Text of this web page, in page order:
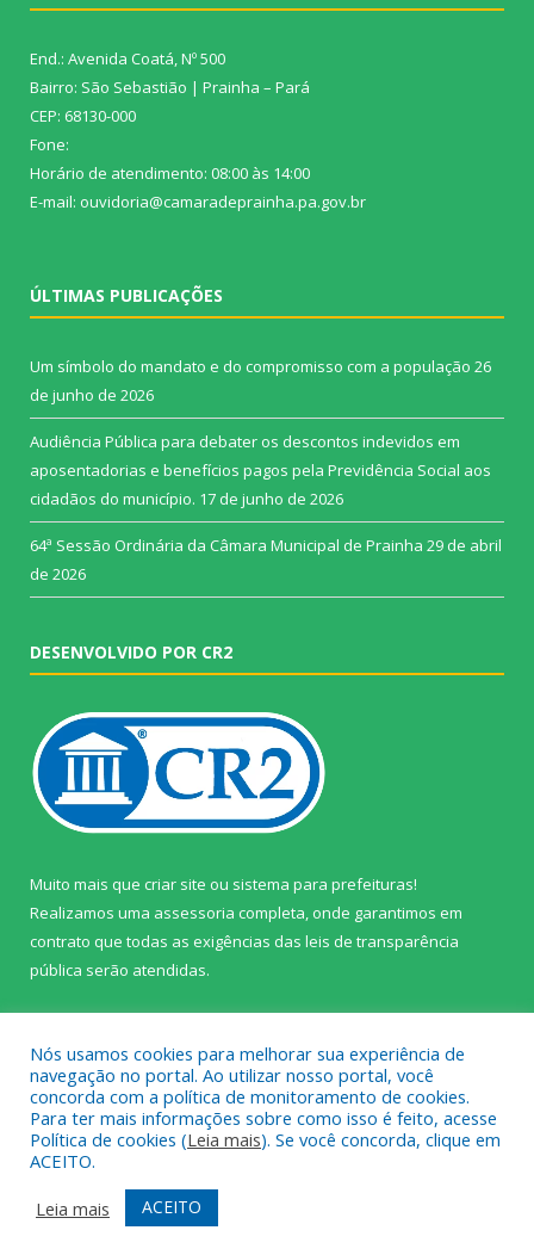
End.: Avenida Coatá, Nº 500
Bairro: São Sebastião | Prainha – Pará
CEP: 68130-000
Fone:
Horário de atendimento: 08:00 às 14:00
E-mail: ouvidoria@camaradeprainha.pa.gov.br
ÚLTIMAS PUBLICAÇÕES
Um símbolo do mandato e do compromisso com a população 26
de junho de 2026
Audiência Pública para debater os descontos indevidos em
aposentadorias e benefícios pagos pela Previdência Social aos
cidadãos do município. 17 de junho de 2026
64ª Sessão Ordinária da Câmara Municipal de Prainha 29 de abril
de 2026
DESENVOLVIDO POR CR2
Muito mais que criar site ou sistema para prefeituras!
Realizamos uma assessoria completa, onde garantimos em
contrato que todas as exigências das leis de transparência
pública serão atendidas.
Todos os direitos reservados a Câmara Municipal de Prainha.
Mapa do Site
Acessar Área Administrativa
Acessar Webmail
Nós usamos cookies para melhorar sua experiência de
navegação no portal. Ao utilizar nosso portal, você
concorda com a política de monitoramento de cookies.
Para ter mais informações sobre como isso é feito, acesse
Política de cookies (Leia mais). Se você concorda, clique em
ACEITO.
Leia mais
ACEITO